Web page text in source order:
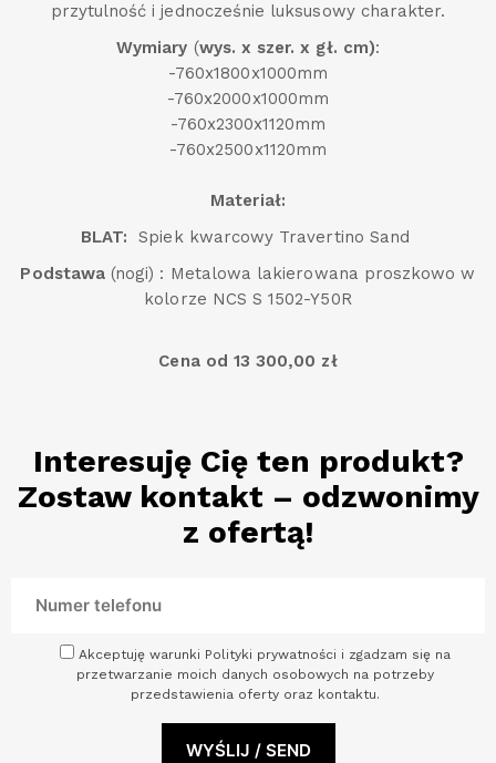
przytulność i jednocześnie luksusowy charakter.
Wymiary (wys. x szer. x gł. cm):
-760x1800x1000mm
-760x2000x1000mm
-760x2300x1120mm
-760x2500x1120mm
Materiał:
BLAT:Spiek kwarcowy Travertino Sand
Podstawa(nogi) : Metalowa lakierowana proszkowo w
kolorze NCS S 1502-Y50R
Cena od 13 300,00 zł
Interesuję Cię ten produkt?
Zostaw kontakt – odzwonimy
z ofertą!
Akceptuję warunki Polityki prywatności i zgadzam się na
przetwarzanie moich danych osobowych na potrzeby
przedstawienia oferty oraz kontaktu.